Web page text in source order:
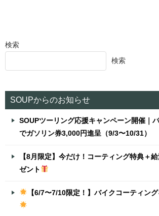
検索
検索
SOUPからのお知らせ
SOUPツーリング応援キャンペーン開催｜
でガソリン券3,000円進呈（9/3〜10/31）
【8月限定】今だけ！コーティング特典＋
ゼント
【6/7〜7/10限定！】バイクコーティン